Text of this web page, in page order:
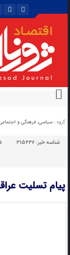
گروه : سیاسی، فرهنگی و اجتماعی
شناسه خبر:315436
05
پیام تسلیت